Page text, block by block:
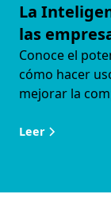
La
las
Conoce el
cómo hacer
mejorar la
Leer